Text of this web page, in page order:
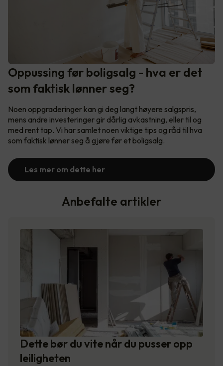
Oppussing før boligsalg - hva er det
som faktisk lønner seg?
Noen oppgraderinger kan gi deg langt høyere salgspris,
mens andre investeringer gir dårlig avkastning, eller til og
med rent tap. Vi har samlet noen viktige tips og råd til hva
som faktisk lønner seg å gjøre før et boligsalg.
Les mer om dette her
Anbefalte artikler
Dette bør du vite når du pusser opp
leiligheten